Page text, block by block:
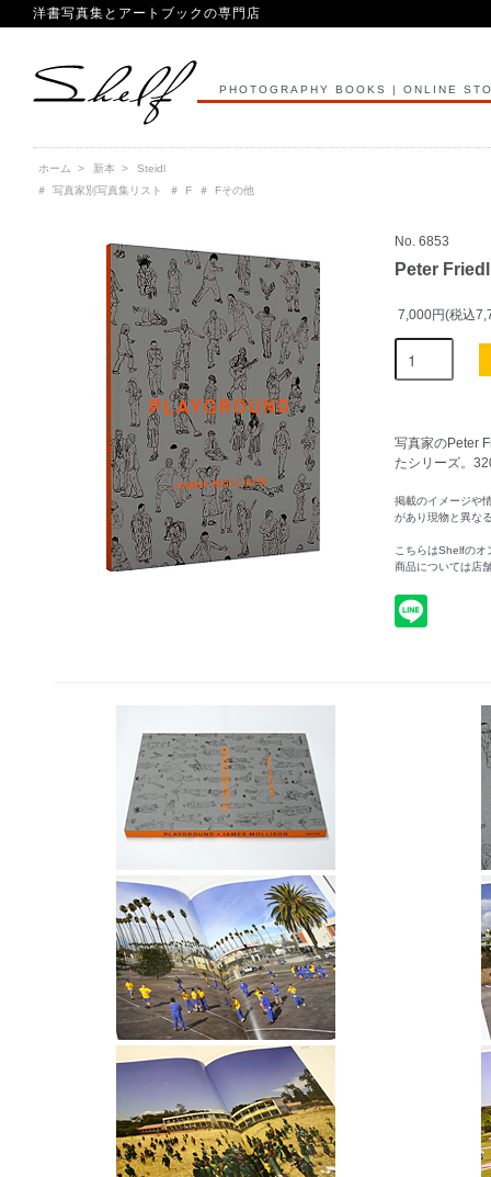
洋書写真集とアートブックの専門店
PHOTOGRAPHY BOOKS | ONLINE
ホーム > 新本 >
Steidl
＃
写真家別写真集リスト ＃ F＃ Fその他
No. 6853
Peter
7,000円(税込
写真家のPeter
たシリーズ。
掲載のイメージや
があり現物と異な
こちらはShelfのオ
商品については店